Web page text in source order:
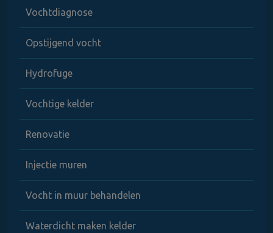
Vochtdiagnose
Opstijgend vocht
Hydrofuge
Vochtige kelder
Renovatie
Injectie muren
Vocht in muur behandelen
Waterdicht maken kelder